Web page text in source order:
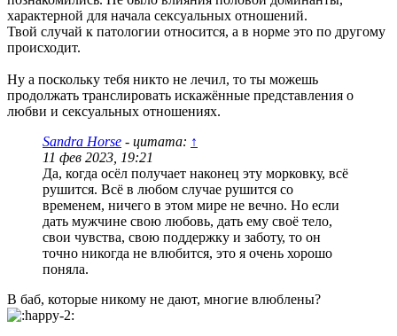
характерной для начала сексуальных отношений.
Твой случай к патологии относится, а в норме это по другому
происходит.
Ну а поскольку тебя никто не лечил, то ты можешь
продолжать транслировать искажённые представления о
любви и сексуальных отношениях.
Sandra Horse - цитата: ↑
11 фев 2023, 19:21
Да, когда осёл получает наконец эту морковку, всё
рушится. Всё в любом случае рушится со
временем, ничего в этом мире не вечно. Но если
дать мужчине свою любовь, дать ему своё тело,
свои чувства, свою поддержку и заботу, то он
точно никогда не влюбится, это я очень хорошо
поняла.
В баб, которые никому не дают, многие влюблены?